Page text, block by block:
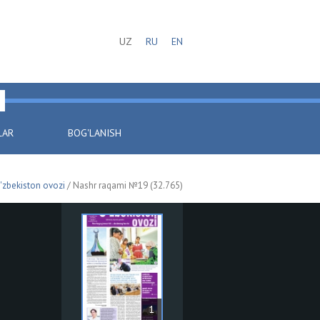
UZ RU EN
BOG'LANISH
ovozi / Nashr raqami №19 (32.765)
1